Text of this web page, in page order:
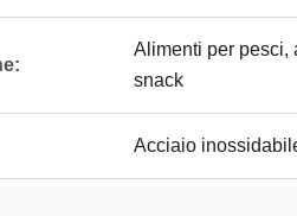
Alimenti per pesci,
snack
Acciaio